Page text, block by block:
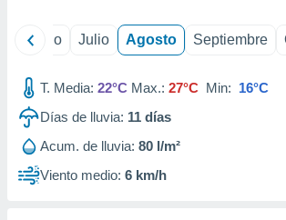
Junio Julio Agosto Septiembre
T. Media: 22°C Max.: 27°C Min: 16°C
Días de lluvia: 11 días
Acum. de lluvia: 80 l/m²
Viento medio: 6 km/h